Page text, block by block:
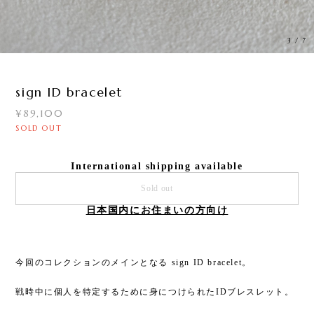
3 /7
sign ID bracelet
¥89,100
SOLD OUT
International shipping available
Sold out
日本国内にお住まいの方向け
今回のコレクションのメインとなる sign ID bracelet。
戦時中に個人を特定するために身につけられたIDブレスレット。